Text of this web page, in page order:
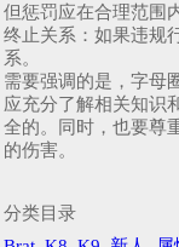
但惩罚应在合理范围
终止关系：如果违规
系。
需要强调的是，字母
应充分了解相关知识
全的。同时，也要尊
的伤害。
分类目录